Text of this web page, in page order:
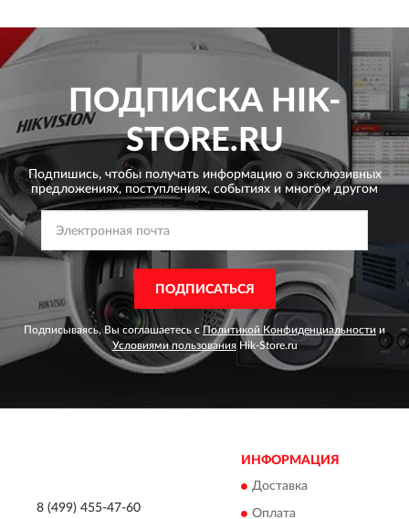
ПОДПИСКА HIK-
STORE.RU
Подпишись, чтобы получать информацию о эксклюзивных
предложениях, поступлениях, событиях и многом другом
ПОДПИСАТЬСЯ
Подписываясь, Вы соглашаетесь сПолитикой Конфиденциальности и
Условиями пользованияHik-Store.ru
8 (499) 455-47-60
ИНФОРМАЦИЯ
Доставка
Оплата